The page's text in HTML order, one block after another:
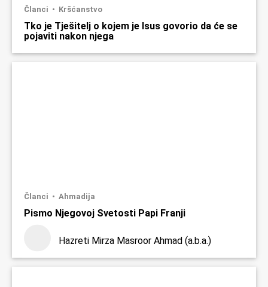
Članci Kršćanstvo
Tko je Tješitelj o kojem je Isus govorio da će se
pojaviti nakon njega
Članci Ahmadija
Pismo Njegovoj Svetosti Papi Franji
Hazreti Mirza Masroor Ahmad (a.b.a.)